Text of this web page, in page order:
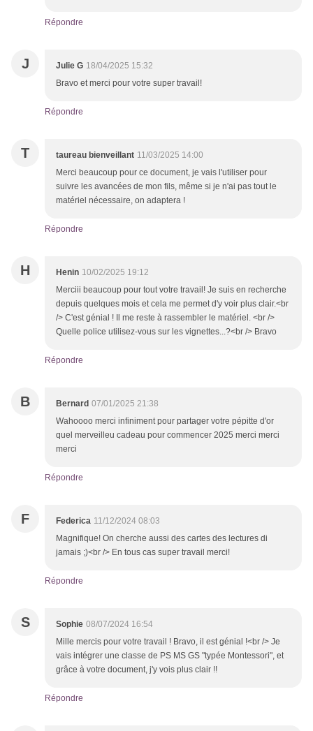
Répondre
J Julie G 18/04/2025 15:32
Bravo et merci pour votre super travail!
Répondre
T taureau bienveillant 11/03/2025 14:00
Merci beaucoup pour ce document, je vais l'utiliser pour
suivre les avancées de mon fils, même si je n'ai pas tout le
matériel nécessaire, on adaptera !
Répondre
H Henin 10/02/2025 19:12
Merciii beaucoup pour tout votre travail! Je suis en recherche
depuis quelques mois et cela me permet d'y voir plus clair.<br
/> C'est génial ! Il me reste à rassembler le matériel. <br />
Quelle police utilisez-vous sur les vignettes...?<br /> Bravo
Répondre
B Bernard 07/01/2025 21:38
Wahoooo merci infiniment pour partager votre pépitte d'or
quel merveilleu cadeau pour commencer 2025 merci merci
merci
Répondre
F Federica 11/12/2024 08:03
Magnifique! On cherche aussi des cartes des lectures di
jamais ;)<br /> En tous cas super travail merci!
Répondre
S Sophie 08/07/2024 16:54
Mille mercis pour votre travail ! Bravo, il est génial !<br /> Je
vais intégrer une classe de PS MS GS "typée Montessori", et
grâce à votre document, j'y vois plus clair !!
Répondre